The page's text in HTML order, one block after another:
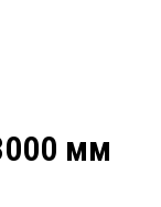
мм